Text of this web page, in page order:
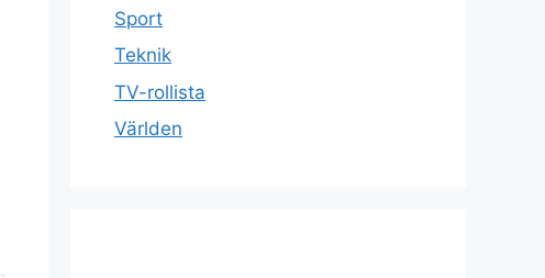
Sport
Teknik
TV-rollista
Världen